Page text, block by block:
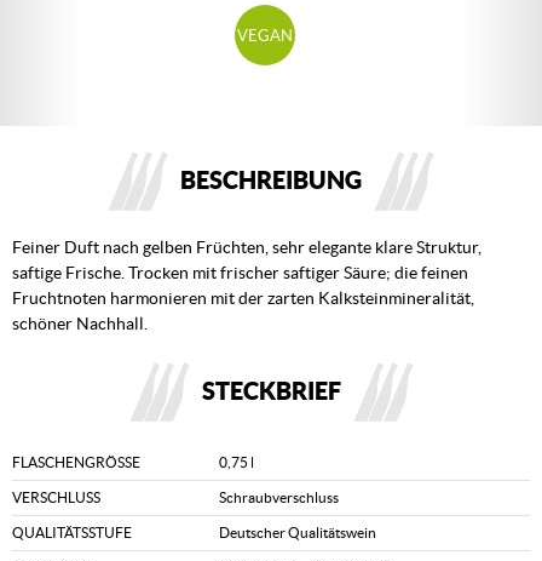
VEGAN
BESCHREIBUNG
Feiner Duft nach gelben Früchten, sehr elegante klare Struktur,
saftige Frische. Trocken mit frischer saftiger Säure; die feinen
Fruchtnoten harmonieren mit der zarten Kalksteinmineralität,
schöner Nachhall.
STECKBRIEF
FLASCHENGRÖSSE 0,75 l
VERSCHLUSS Schraubverschluss
QUALITÄTSSTUFE Deutscher Qualitätswein